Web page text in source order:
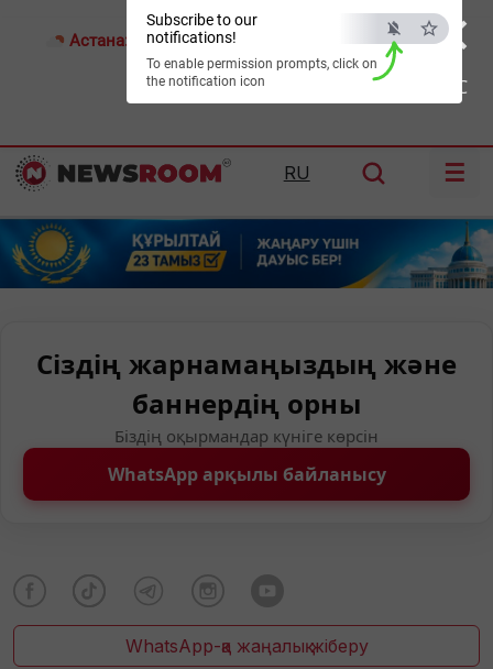
×
ESC
Subscribe to our
notifications!
To enable permission prompts, click on
the notification icon
Астана: 26°C Алматы: Шымкент:39°C
RU ☰
Сіздің жарнамаңыздың және
баннердің орны
Біздің оқырмандар күніге көрсін
WhatsApp арқылы байланысу
WhatsApp-қа жаңалық жіберу